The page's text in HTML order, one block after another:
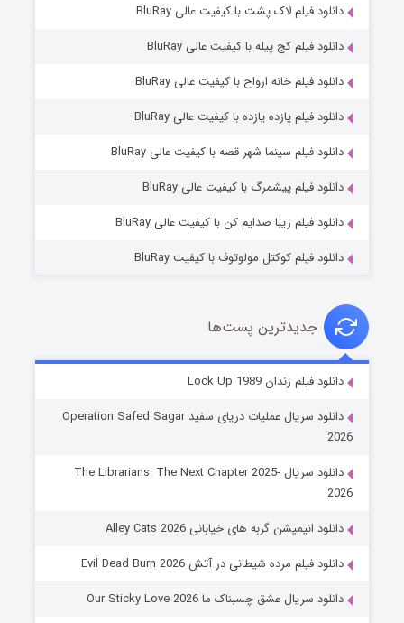
شوهر
عملیات آپارتمان
دانلود فیلم لاک پشت با کیفیت عالی BluRay
دانلود فیلم کج‌ پیله با کیفیت عالی BluRay
دانلود فیلم خانه ارواح با کیفیت عالی BluRay
دانلود فیلم یازده یازده با کیفیت عالی BluRay
دانلود فیلم سینما شهر قصه با کیفیت عالی BluRay
دانلود فیلم پیشمرگ با کیفیت عالی BluRay
دانلود فیلم زیبا صدایم کن با کیفیت عالی BluRay
دانلود فیلم کوکتل مولوتوف با کیفیت BluRay
جدیدترین پست‌ها
دانلود فیلم زندان Lock Up 1989
دانلود سریال عملیات دریای سفید Operation Safed Sagar
2026
دانلود سریال The Librarians: The Next Chapter 2025-
2026
دانلود انیمیشن گربه های خیابانی Alley Cats 2026
دانلود فیلم مرده شیطانی در آتش Evil Dead Burn 2026
دانلود سریال عشق چسبناک ما Our Sticky Love 2026